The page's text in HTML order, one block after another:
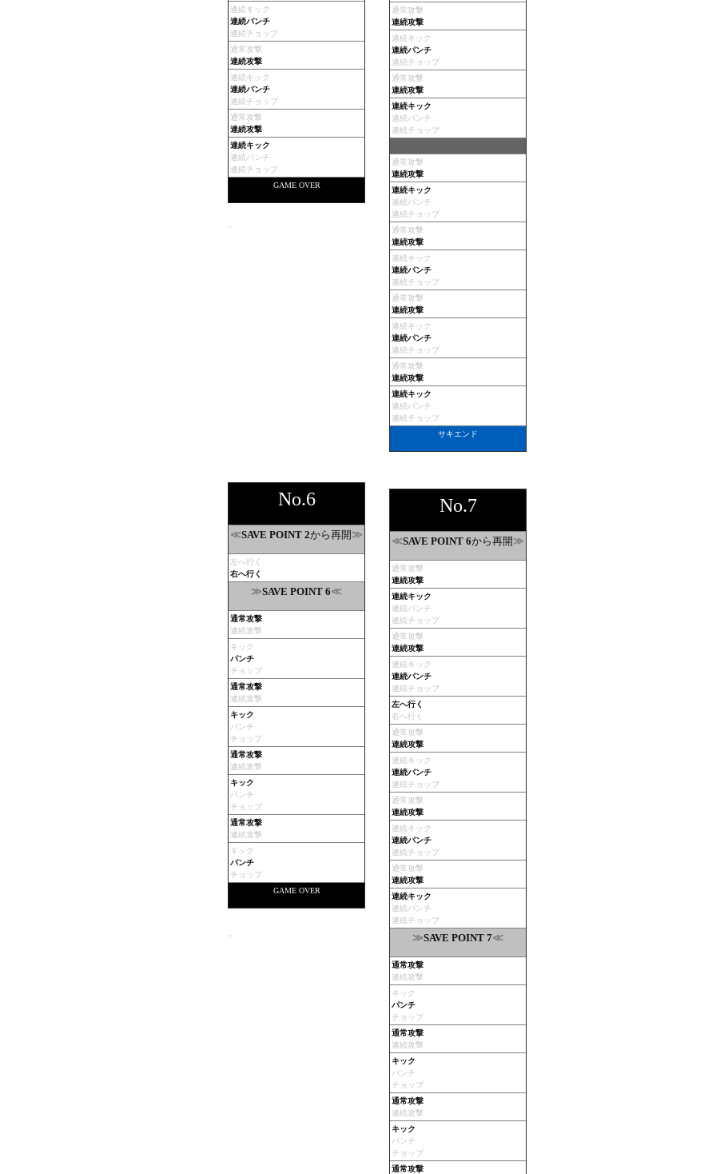
連続キック
連続パンチ
連続チョップ
通常攻撃
連続攻撃
連続キック
連続パンチ
連続チョップ
通常攻撃
連続攻撃
連続キック
連続パンチ
連続チョップ
GAME OVER
-
通常攻撃
連続攻撃
連続キック
連続パンチ
連続チョップ
通常攻撃
連続攻撃
連続キック
連続パンチ
連続チョップ
通常攻撃
連続攻撃
連続キック
連続パンチ
連続チョップ
通常攻撃
連続攻撃
連続キック
連続パンチ
連続チョップ
通常攻撃
連続攻撃
連続キック
連続パンチ
連続チョップ
通常攻撃
連続攻撃
連続キック
連続パンチ
連続チョップ
サキエンド
No.6
≪SAVE POINT 2から再開≫
左へ行く
右へ行く
≫SAVE POINT 6≪
通常攻撃
連続攻撃
キック
パンチ
チョップ
通常攻撃
連続攻撃
キック
パンチ
チョップ
通常攻撃
連続攻撃
キック
パンチ
チョップ
通常攻撃
連続攻撃
キック
パンチ
チョップ
GAME OVER
-
No.7
≪SAVE POINT 6から再開≫
通常攻撃
連続攻撃
連続キック
連続パンチ
連続チョップ
通常攻撃
連続攻撃
連続キック
連続パンチ
連続チョップ
左へ行く
右へ行く
通常攻撃
連続攻撃
連続キック
連続パンチ
連続チョップ
通常攻撃
連続攻撃
連続キック
連続パンチ
連続チョップ
通常攻撃
連続攻撃
連続キック
連続パンチ
連続チョップ
≫SAVE POINT 7≪
通常攻撃
連続攻撃
キック
パンチ
チョップ
通常攻撃
連続攻撃
キック
パンチ
チョップ
通常攻撃
連続攻撃
キック
パンチ
チョップ
通常攻撃